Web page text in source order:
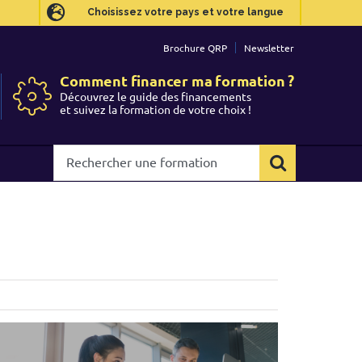
Choisissez votre pays et votre langue
Brochure QRP Newsletter
Comment financer ma formation ?
Découvrez le guide des financements
et suivez la formation de votre choix !
une
Choisissez votre pays et votre langue
Brochure QRP Newsletter
Comment financer ma formation ?
Découvrez le guide des financements
et suivez la formation de votre choix !
une